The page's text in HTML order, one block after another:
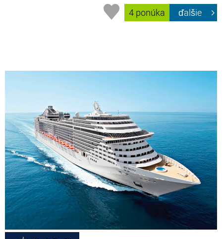
4 ponúka ďalšie